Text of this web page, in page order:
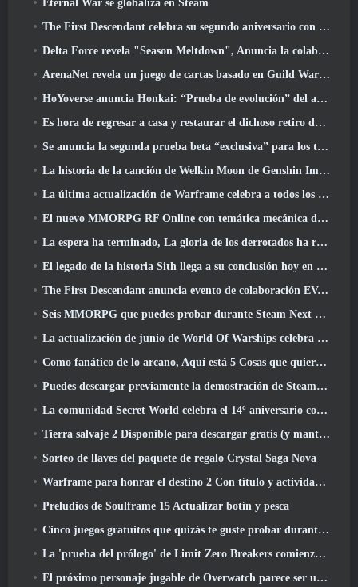
Eternal War se globaliza en Steam
The First Descendant celebra su segundo aniversario con Descendant Fest 2026 Arroyo
Delta Force revela "Season Meltdown", Anuncia la colaboración de Rainbow Six Siege
ArenaNet revela un juego de cartas basado en Guild Wars, Atado a la niebla
HoYoverse anuncia Honkai: “Prueba de evolución” del anime Nexus
Es hora de regresar a casa y restaurar el dichoso retiro donde se encuentran los vientos
Se anuncia la segunda prueba beta “exclusiva” para los tomadores de tiempo del shooter de supervivencia en equipo
La historia de la canción de Welkin Moon de Genshin Impact llega y termina.. en la luna
La última actualización de Warframe celebra a todos los papás espaciales
El nuevo MMORPG RF Online con temática mecánica de Netmarble se lanza a nivel mundial
La espera ha terminado, La gloria de los derrotados ha regresado
El legado de la historia Sith llega a su conclusión hoy en la última actualización de SWTOR
The First Descendant anuncia evento de colaboración EVANGELION
Seis MMORPG que puedes probar durante Steam Next Fest
La actualización de junio de World Of Warships celebra el Día de la Independencia de EE. UU. con una nueva campaña narrativa
Como fanático de lo arcano, Aquí está 5 Cosas que quiero ver del MMO de Riot
Puedes descargar previamente la demostración de Steam Next Fest de Embers Of The Uncrowned Tomorrow
La comunidad Secret World celebra el 14º aniversario con un misterio que deberán resolver juntos
Tierra salvaje 2 Disponible para descargar gratis (y mantener) Por tiempo limitado
Sorteo de llaves del paquete de regalo Crystal Saga Nova
Warframe para honrar el destino 2 Con título y actividad especial en el juego
Preludios de Soulframe 15 Actualizar botín y pesca
Cinco juegos gratuitos que quizás te guste probar durante el Bullet Fest
La 'prueba del prólogo' de Limit Zero Breakers comienza hoy
El próximo personaje jugable de Overwatch parece ser un jefe criminal cyborg con exceso de trabajo